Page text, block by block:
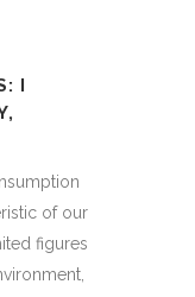
I
of our
figures